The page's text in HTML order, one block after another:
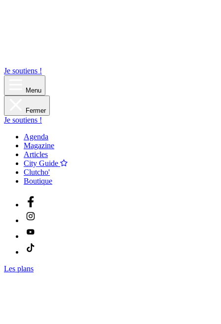
Je soutiens !
Menu
Fermer
Je soutiens !
Agenda
Magazine
Articles
City Guide
Clutcho'
Boutique
Les plans